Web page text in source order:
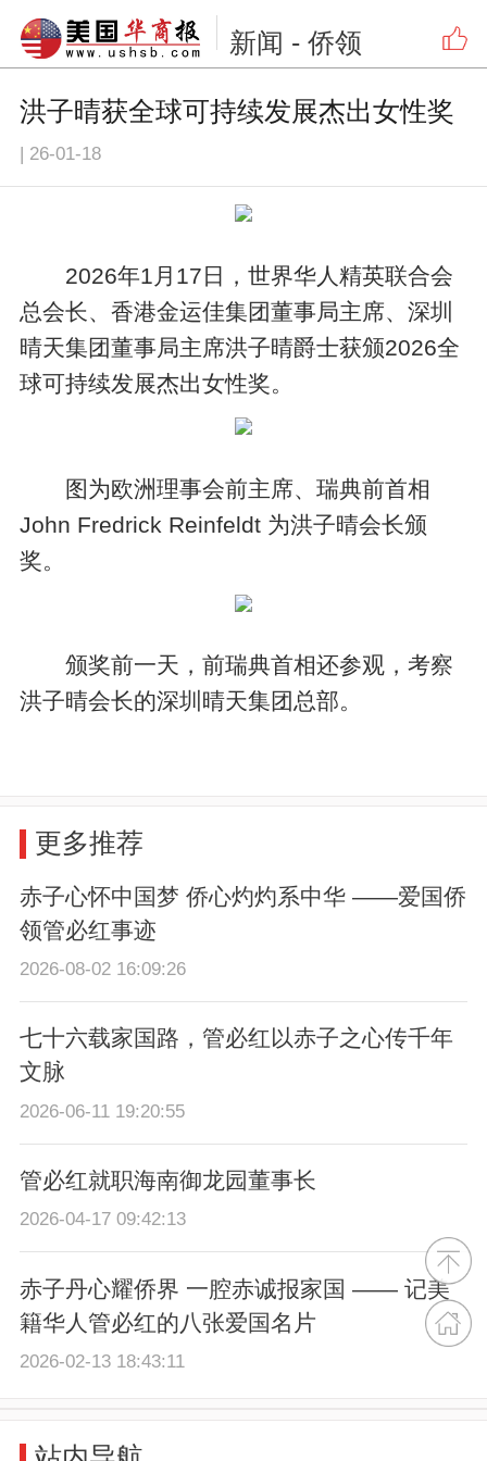
新闻 - 侨领
洪子晴获全球可持续发展杰出女性奖
| 26-01-18
2026年1月17日，世界华人精英联合会
总会长、香港金运佳集团董事局主席、深圳
晴天集团董事局主席洪子晴爵士获颁2026全
球可持续发展杰出女性奖。
图为欧洲理事会前主席、瑞典前首相
John Fredrick Reinfeldt 为洪子晴会长颁
奖。
颁奖前一天，前瑞典首相还参观，考察
洪子晴会长的深圳晴天集团总部。
更多推荐
赤子心怀中国梦 侨心灼灼系中华 ——爱国侨
领管必红事迹
2026-08-02 16:09:26
七十六载家国路，管必红以赤子之心传千年
文脉
2026-06-11 19:20:55
管必红就职海南御龙园董事长
2026-04-17 09:42:13
赤子丹心耀侨界 一腔赤诚报家国 —— 记美
籍华人管必红的八张爱国名片
2026-02-13 18:43:11